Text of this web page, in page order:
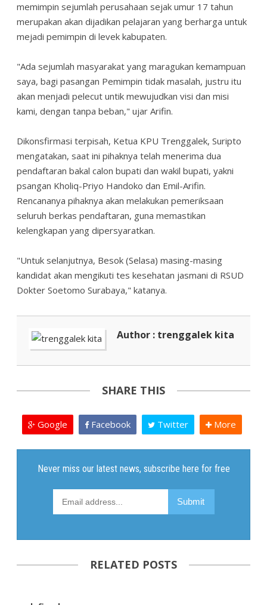
memimpin sejumlah perusahaan sejak umur 17 tahun
merupakan akan dijadikan pelajaran yang berharga untuk
mejadi pemimpin di levek kabupaten.
"Ada sejumlah masyarakat yang maragukan kemampuan
saya, bagi pasangan Pemimpin tidak masalah, justru itu
akan menjadi pelecut untik mewujudkan visi dan misi
kami, dengan tanpa beban," ujar Arifin.
Dikonsfirmasi terpisah, Ketua KPU Trenggalek, Suripto
mengatakan, saat ini pihaknya telah menerima dua
pendaftaran bakal calon bupati dan wakil bupati, yakni
psangan Kholiq-Priyo Handoko dan Emil-Arifin.
Rencananya pihaknya akan melakukan pemeriksaan
seluruh berkas pendaftaran, guna memastikan
kelengkapan yang dipersyaratkan.
"Untuk selanjutnya, Besok (Selasa) masing-masing
kandidat akan mengikuti tes kesehatan jasmani di RSUD
Dokter Soetomo Surabaya," katanya.
Author : trenggalek kita
SHARE THIS
Google Facebook Twitter More
RELATED POSTS